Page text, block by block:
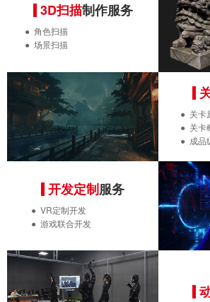
3D扫描制作服务
● 角色扫描
● 场景扫描
● 关卡
● 关卡
● 成品
开发定制服务
● VR定制开发
● 游戏联合开发